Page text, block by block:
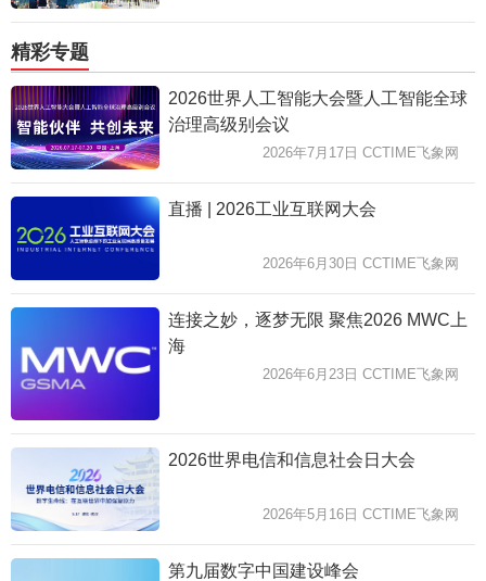
精彩专题
2026世界人工智能大会暨人工智能全球
治理高级别会议
2026年7月17日 CCTIME飞象网
直播 | 2026工业互联网大会
2026年6月30日 CCTIME飞象网
连接之妙，逐梦无限 聚焦2026 MWC上
海
2026年6月23日 CCTIME飞象网
2026世界电信和信息社会日大会
2026年5月16日 CCTIME飞象网
第九届数字中国建设峰会